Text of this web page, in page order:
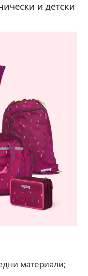
и детски
материали;